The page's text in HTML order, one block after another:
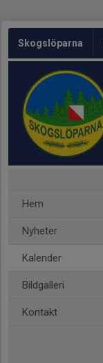
Skogslöparna
Hem
Nyheter
Kalender
Bildgalleri
Kontakt